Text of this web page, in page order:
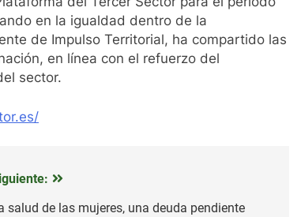
en la igualdad dentro de la
de Impulso Territorial, ha compartido las
en línea con el refuerzo del
sector.
salud de las mujeres, una deuda pendiente